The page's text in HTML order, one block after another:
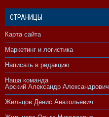
СТРАНИЦЫ
Карта сайта
Маркетинг и логистика
Написать в редакцию
Наша команда
Арский Александр Александрович
Жильцов Денис Анатольевич